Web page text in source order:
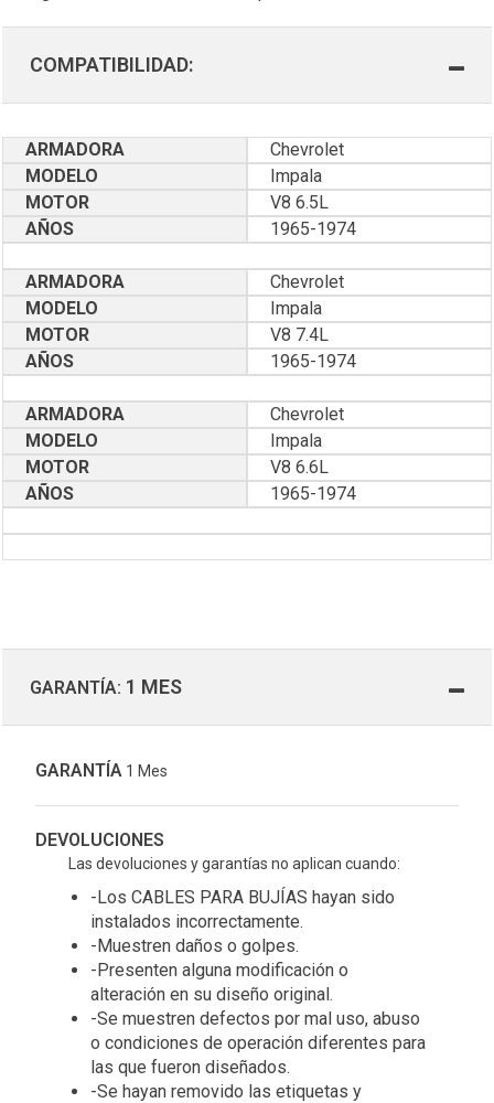
COMPATIBILIDAD:
ARMADORA
Chevrolet
MODELO
Impala
MOTOR
V8 6.5L
AÑOS
1965-1974
ARMADORA
Chevrolet
MODELO
Impala
MOTOR
V8 7.4L
AÑOS
1965-1974
ARMADORA
Chevrolet
MODELO
Impala
MOTOR
V8 6.6L
AÑOS
1965-1974
GARANTÍA: 1 MES
GARANTÍA 1 Mes
DEVOLUCIONES
Las devoluciones y garantías no aplican cuando:
-Los CABLES PARA BUJÍAS hayan sido
instalados incorrectamente.
-Muestren daños o golpes.
-Presenten alguna modificación o
alteración en su diseño original.
-Se muestren defectos por mal uso, abuso
o condiciones de operación diferentes para
las que fueron diseñados.
-Se hayan removido las etiquetas y